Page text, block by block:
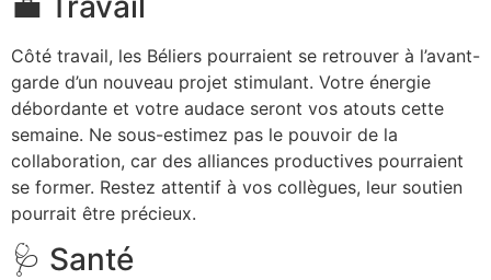
Côté travail, les Béliers pourraient se retrouver à l’avant-
garde d’un nouveau projet stimulant. Votre énergie
débordante et votre audace seront vos atouts cette
semaine. Ne sous-estimez pas le pouvoir de la
collaboration, car des alliances productives pourraient
se former. Restez attentif à vos collègues, leur soutien
pourrait être précieux.
🩺 Santé